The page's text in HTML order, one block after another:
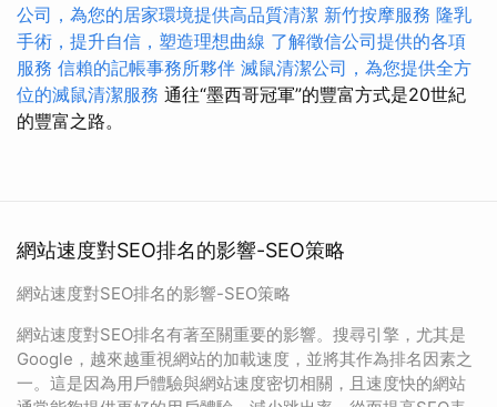
公司，為您的居家環境提供高品質清潔 新竹按摩服務 隆乳
手術，提升自信，塑造理想曲線 了解徵信公司提供的各項
服務 信賴的記帳事務所夥伴 滅鼠清潔公司，為您提供全方
位的滅鼠清潔服務 通往“墨西哥冠軍”的豐富方式是20世紀
的豐富之路。
網站速度對SEO排名的影響-SEO策略
網站速度對SEO排名的影響-SEO策略
網站速度對SEO排名有著至關重要的影響。搜尋引擎，尤其是
Google，越來越重視網站的加載速度，並將其作為排名因素之
一。這是因為用戶體驗與網站速度密切相關，且速度快的網站